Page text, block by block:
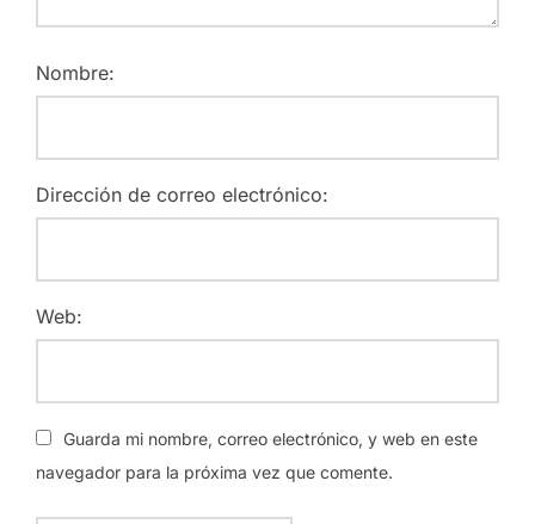
Nombre:
Dirección de correo electrónico:
Web:
Guarda mi nombre, correo electrónico, y web en este
navegador para la próxima vez que comente.